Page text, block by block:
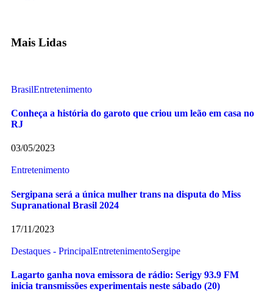
Mais Lidas
BrasilEntretenimento
Conheça a história do garoto que criou um leão em casa no
RJ
03/05/2023
Entretenimento
Sergipana será a única mulher trans na disputa do Miss
Supranational Brasil 2024
17/11/2023
Destaques - PrincipalEntretenimentoSergipe
Lagarto ganha nova emissora de rádio: Serigy 93.9 FM
inicia transmissões experimentais neste sábado (20)